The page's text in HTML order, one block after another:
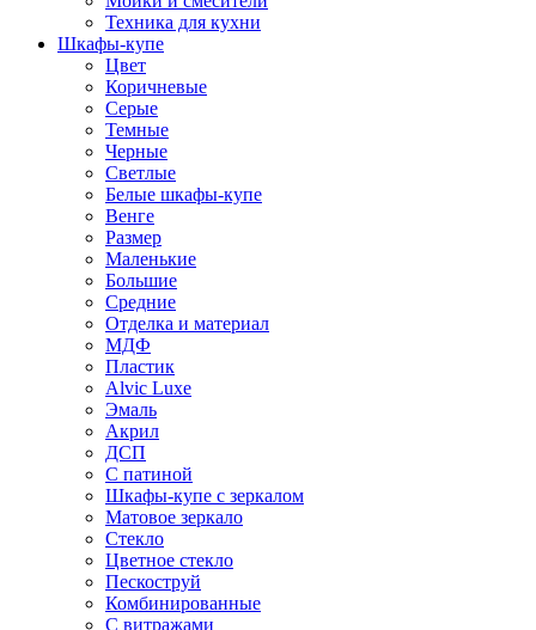
Техника для кухни
Шкафы-купе
Цвет
Коричневые
Серые
Темные
Черные
Светлые
Белые шкафы-купе
Венге
Размер
Маленькие
Большие
Средние
Отделка и материал
МДФ
Пластик
Alvic Luxe
Эмаль
Акрил
ДСП
С патиной
Шкафы-купе с зеркалом
Матовое зеркало
Стекло
Цветное стекло
Пескоструй
Комбинированные
С витражами